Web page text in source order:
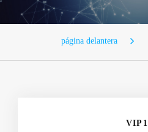
página delantera
VIP1